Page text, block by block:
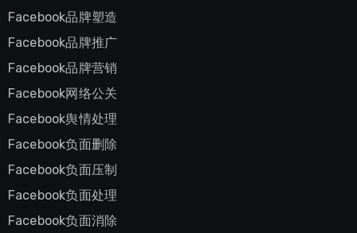
Facebook品牌塑造
Facebook品牌推广
Facebook品牌营销
Facebook网络公关
Facebook舆情处理
Facebook负面删除
Facebook负面压制
Facebook负面处理
Facebook负面消除